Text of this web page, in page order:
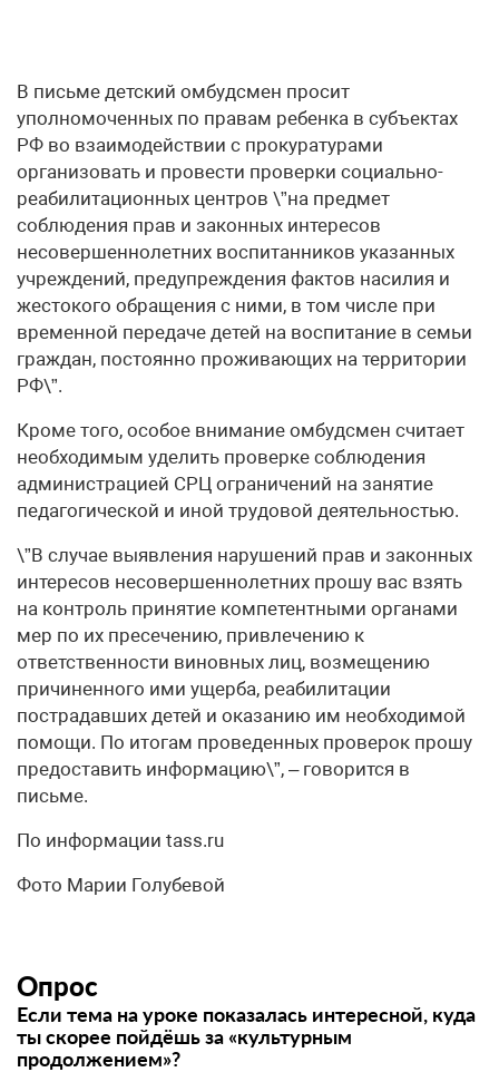
В письме детский омбудсмен просит
уполномоченных по правам ребенка в субъектах
РФ во взаимодействии с прокуратурами
организовать и провести проверки социально-
реабилитационных центров \”на предмет
соблюдения прав и законных интересов
несовершеннолетних воспитанников указанных
учреждений, предупреждения фактов насилия и
жестокого обращения с ними, в том числе при
временной передаче детей на воспитание в семьи
граждан, постоянно проживающих на территории
РФ\”.
Кроме того, особое внимание омбудсмен считает
необходимым уделить проверке соблюдения
администрацией СРЦ ограничений на занятие
педагогической и иной трудовой деятельностью.
\”В случае выявления нарушений прав и законных
интересов несовершеннолетних прошу вас взять
на контроль принятие компетентными органами
мер по их пресечению, привлечению к
ответственности виновных лиц, возмещению
причиненного ими ущерба, реабилитации
пострадавших детей и оказанию им необходимой
помощи. По итогам проведенных проверок прошу
предоставить информацию\”, – говорится в
письме.
По информации tass.ru
Фото Марии Голубевой
Опрос
Если тема на уроке показалась интересной, куда
ты скорее пойдёшь за «культурным
продолжением»?